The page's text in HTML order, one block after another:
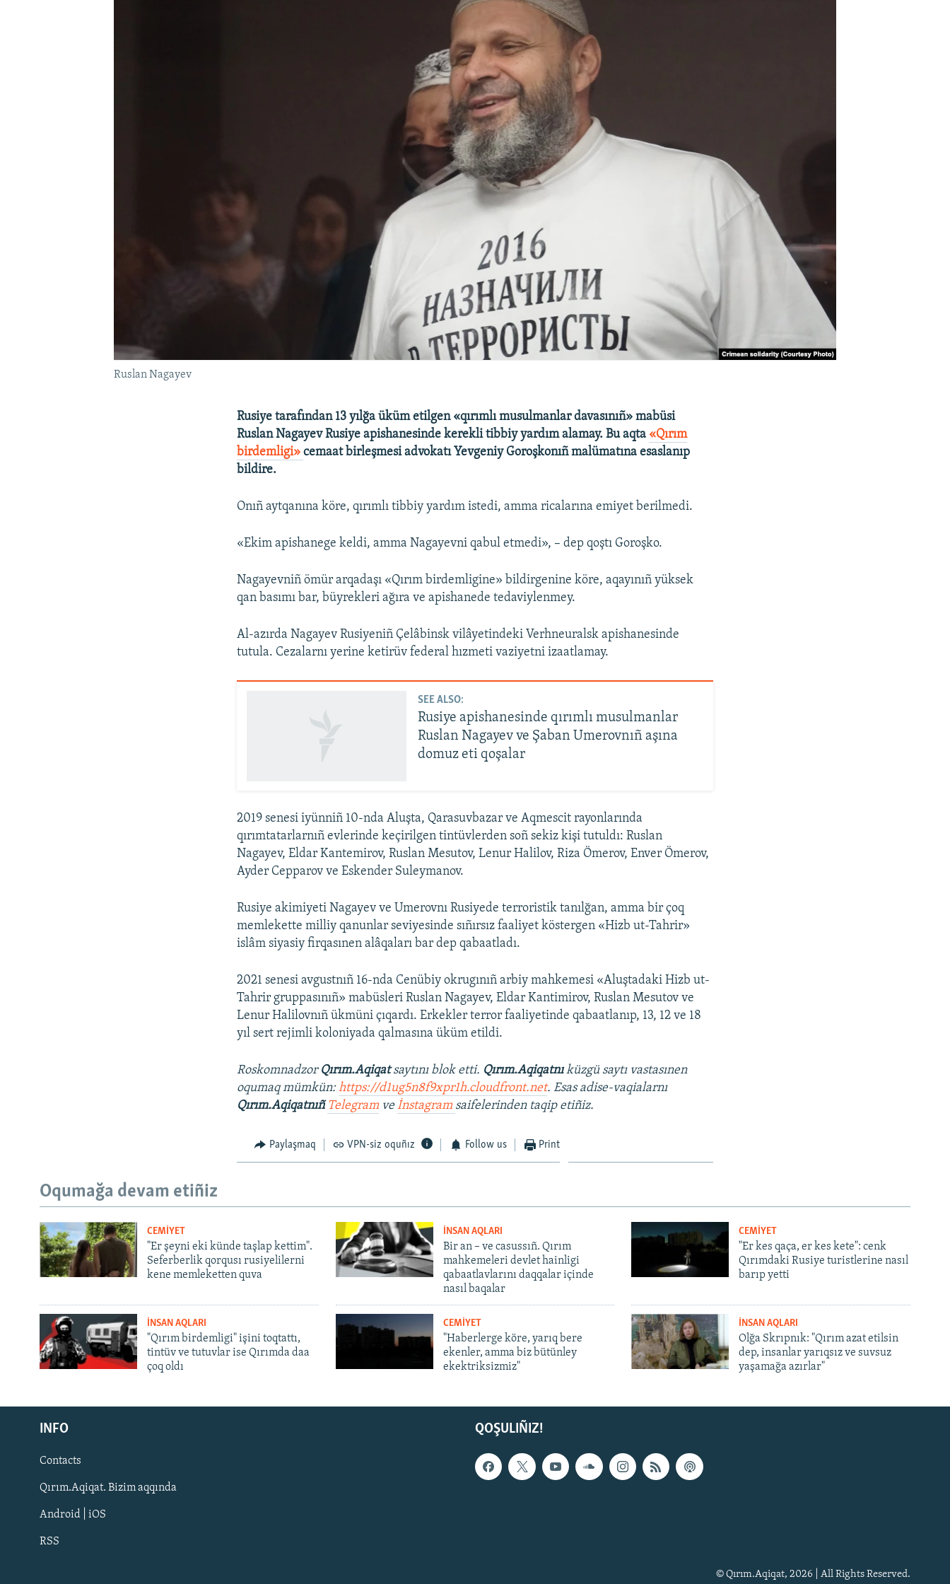
Русский
Українською
QOŞULIÑIZ!
Ruslan Nagayev
Rusiye tarafından 13 yılğa üküm etilgen «qırımlı musulmanlar davasınıñ» mabüsi
Ruslan Nagayev Rusiye apishanesinde kerekli tibbiy yardım alamay. Bu aqta «Qırım
birdemligi»cemaat birleşmesi advokatı Yevgeniy Goroşkonıñ malümatına esaslanıp
bildire.
Onıñ aytqanına köre, qırımlı tibbiy yardım istedi, amma ricalarına emiyet berilmedi.
«Ekim apishanege keldi, amma Nagayevni qabul etmedi», – dep qoştı Goroşko.
Nagayevniñ ömür arqadaşı «Qırım birdemligine» bildirgenine köre, aqayınıñ yüksek
qan basımı bar, büyrekleri ağıra ve apishanede tedaviylenmey.
Al-azırda Nagayev Rusiyeniñ Çelâbinsk vilâyetindeki Verhneuralsk apishanesinde
tutula. Cezalarnı yerine ketirüv federal hızmeti vaziyetni izaatlamay.
SEE ALSO:
Rusiye apishanesinde qırımlı musulmanlar
Ruslan Nagayev ve Şaban Umerovnıñ aşına
domuz eti qoşalar
2019 senesi iyünniñ 10-nda Aluşta, Qarasuvbazar ve Aqmescit rayonlarında
qırımtatarlarnıñ evlerinde keçirilgen tintüvlerden soñ sekiz kişi tutuldı: Ruslan
Nagayev, Eldar Kantemirov, Ruslan Mesutov, Lenur Halilov, Riza Ömerov, Enver Ömerov,
Ayder Cepparov ve Eskender Suleymanov.
Rusiye akimiyeti Nagayev ve Umerovnı Rusiyede terroristik tanılğan, amma bir çoq
memlekette milliy qanunlar seviyesinde sıñırsız faaliyet köstergen «Hizb ut-Tahrir»
islâm siyasiy firqasınen alâqaları bar dep qabaatladı.
2021 senesi avgustnıñ 16-nda Cenübiy okrugınıñ arbiy mahkemesi «Aluştadaki Hizb ut-
Tahrir gruppasınıñ» mabüsleri Ruslan Nagayev, Eldar Kantimirov, Ruslan Mesutov ve
Lenur Halilovnıñ ükmüni çıqardı. Erkekler terror faaliyetinde qabaatlanıp, 13, 12 ve 18
yıl sert rejimli koloniyada qalmasına üküm etildi.
Roskomnadzor Qırım.Aqiqatsaytını blok etti. Qırım.Aqiqatnıküzgü saytı vastasınen
oqumaq mümkün:https://d1ug5n8f9xpr1h.cloudfront.net. Esas adise-vaqialarnı
Qırım.AqiqatnıñTelegram veİnstagram saifelerinden taqip etiñiz.
Paylaşmaq VPN-siz oquñız Follow us Print
Oqumağa devam etiñiz
CEMİYET
"Er şeyni eki künde taşlap kettim".
Seferberlik qorqusı rusiyelilerni
kene memleketten quva
İNSAN AQLARI
Bir an – ve casussıñ. Qırım
mahkemeleri devlet hainligi
qabaatlavlarını daqqalar içinde
nasıl baqalar
CEMİYET
"Er kes qaça, er kes kete": cenk
Qırımdaki Rusiye turistlerine nasıl
barıp yetti
İNSAN AQLARI
"Qırım birdemligi" işini toqtattı,
tintüv ve tutuvlar ise Qırımda daa
çoq oldı
CEMİYET
"Haberlerge köre, yarıq bere
ekenler, amma biz bütünley
ekektriksizmiz"
İNSAN AQLARI
Olğa Skrıpnık: "Qırım azat etilsin
dep, insanlar yarıqsız ve suvsuz
yaşamağa azırlar"
QOŞULIÑIZ!
INFO
Contacts
Qırım.Aqiqat. Bizim aqqında
Android | iOS
RSS
© Qırım.Aqiqat, 2026 | All Rights Reserved.